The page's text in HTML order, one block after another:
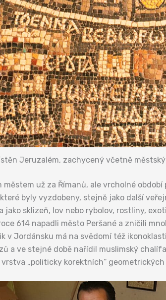
Jeruzalém, zachycený včetně
už za Římanů, ale vrcholné
byly vyzdobeny, stejně jako další
sklizeň, lov nebo rybolov, rostliny,
614 napadli město Peršané a zničili
v Jordánsku má na svědomí též
a ve stejné době nařídil muslimský
„politicky korektních“